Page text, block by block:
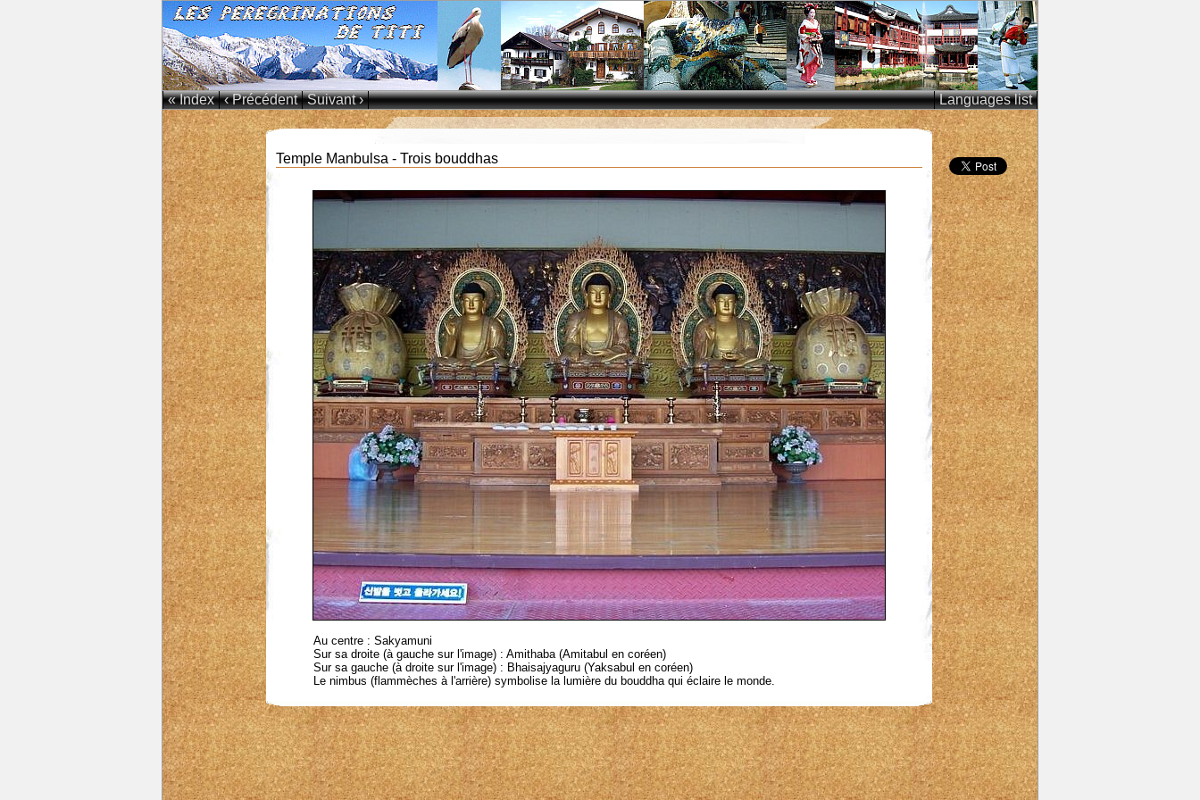
« Index ‹ Précédent Suivant › Languages list
Temple Manbulsa - Trois bouddhas
Au centre : Sakyamuni
Sur sa droite (à gauche sur l'image) : Amithaba (Amitabul en coréen)
Sur sa gauche (à droite sur l'image) : Bhaisajyaguru (Yaksabul en coréen)
Le nimbus (flammèches à l'arrière) symbolise la lumière du bouddha qui éclaire le monde.